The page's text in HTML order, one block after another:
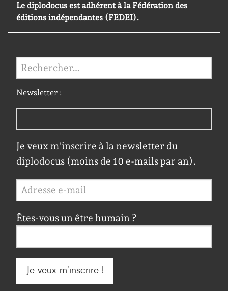
Le diplodocus est adhérent à la Fédération des
éditions indépendantes (FEDEI).
Rechercher :
Newsletter :
Je veux m'inscrire à la newsletter du
diplodocus (moins de 10 e-mails par an).
Êtes-vous un être humain ?